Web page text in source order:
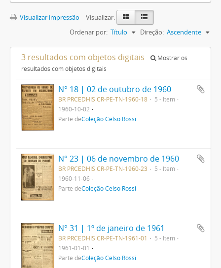
Visualizar impressão
Visualizar:
Ordenar por: Título Direção: Ascendente
3 resultados com objetos digitais
Mostrar os
resultados com objetos digitais
N° 18 | 02 de outubro de 1960
BR PRCEDHIS CR-PE-TN-1960-18
5 - Item
1960-10-02
Parte deColeção Celso Rossi
N° 23 | 06 de novembro de 1960
BR PRCEDHIS CR-PE-TN-1960-23
5 - Item
1960-11-06
Parte deColeção Celso Rossi
N° 31 | 1º de janeiro de 1961
BR PRCEDHIS CR-PE-TN-1961-01
5 - Item
1961-01-01
Parte deColeção Celso Rossi